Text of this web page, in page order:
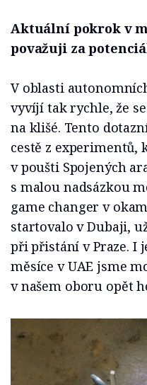
Aktuální pokrok v
považuji za
V oblasti
vyvíjí tak rychle, že
na klišé. Tento
cestě z experimentů,
v poušti Spojených
s malou nadsázkou
game changer v
startovalo v Dubaji,
při přistání v Praze. I
měsíce v UAE jsme
v našem oboru opět